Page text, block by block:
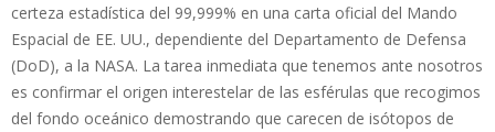
certeza estadística del 99,999% en una carta oficial del Mando
Espacial de EE. UU., dependiente del Departamento de Defensa
(DoD), a la NASA. La tarea inmediata que tenemos ante nosotros
es confirmar el origen interestelar de las esférulas que recogimos
del fondo oceánico demostrando que carecen de isótopos de